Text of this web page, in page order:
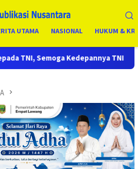
UTAMA NASIONAL HUKUM &
TNI Semakin Jaya Tim